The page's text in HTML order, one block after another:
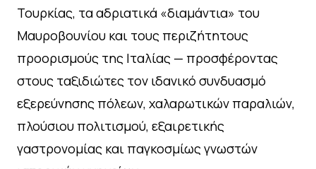
Τουρκίας, τα αδριατικά «διαμάντια» του
Μαυροβουνίου και τους περιζήτητους
προορισμούς της Ιταλίας — προσφέροντας
στους ταξιδιώτες τον ιδανικό συνδυασμό
εξερεύνησης πόλεων, χαλαρωτικών παραλιών,
πλούσιου πολιτισμού, εξαιρετικής
γαστρονομίας και παγκοσμίως γνωστών